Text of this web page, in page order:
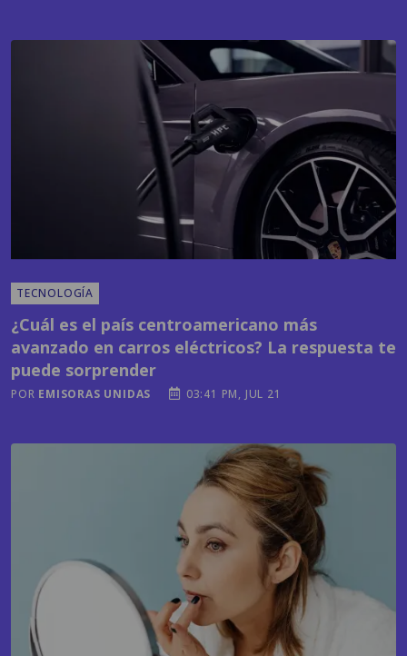
TECNOLOGÍA
¿Cuál es el país centroamericano más
avanzado en carros eléctricos? La respuesta te
puede sorprender
POR EMISORAS UNIDAS 03:41 PM, JUL 21